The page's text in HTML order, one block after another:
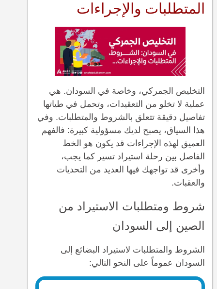
المتطلبات والإجراءات
التخليص الجمركي، وخاصة في السودان. هي
عملية لا تخلو من التعقيدات، وتحمل في طياتها
تفاصيل دقيقة تتعلق بالشروط والمتطلبات. وفي
هذا السياق، يصبح لديك مسؤولية كبيرة: فالفهم
العميق لهذه الإجراءات قد يكون هو الخط
الفاصل بين رحلة استيراد تسير كما يجب،
وأخرى قد تواجهك فيها العديد من التحديات
والعقبات.
شروط ومتطلبات الاستيراد من
الصين إلى السودان
الشروط والمتطلبات لاستيراد البضائع إلى
السودان عموماً على النحو التالي: